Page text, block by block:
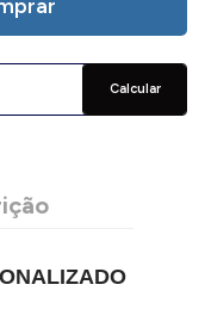
Calcular